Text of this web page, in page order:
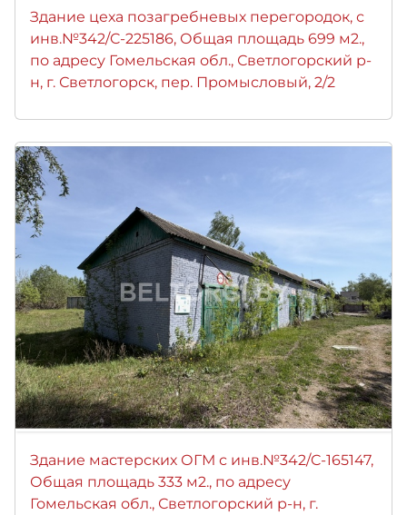
Здание цеха позагребневых перегородок, с
инв.№342/C-225186, Общая площадь 699 м2.,
по адресу Гомельская обл., Светлогорский р-
н, г. Светлогорск, пер. Промысловый, 2/2
Здание мастерских ОГМ с инв.№342/C-165147,
Общая площадь 333 м2., по адресу
Гомельская обл., Светлогорский р-н, г.